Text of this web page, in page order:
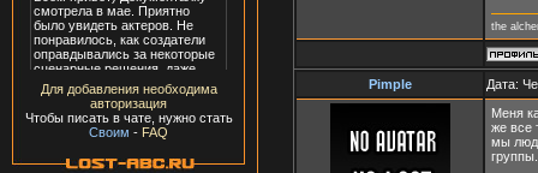
Для добавления необходима
авторизация
Чтобы писать в чате, нужно стать
Своим - FAQ
the
Pimple Дата:
Меня
же все
мы